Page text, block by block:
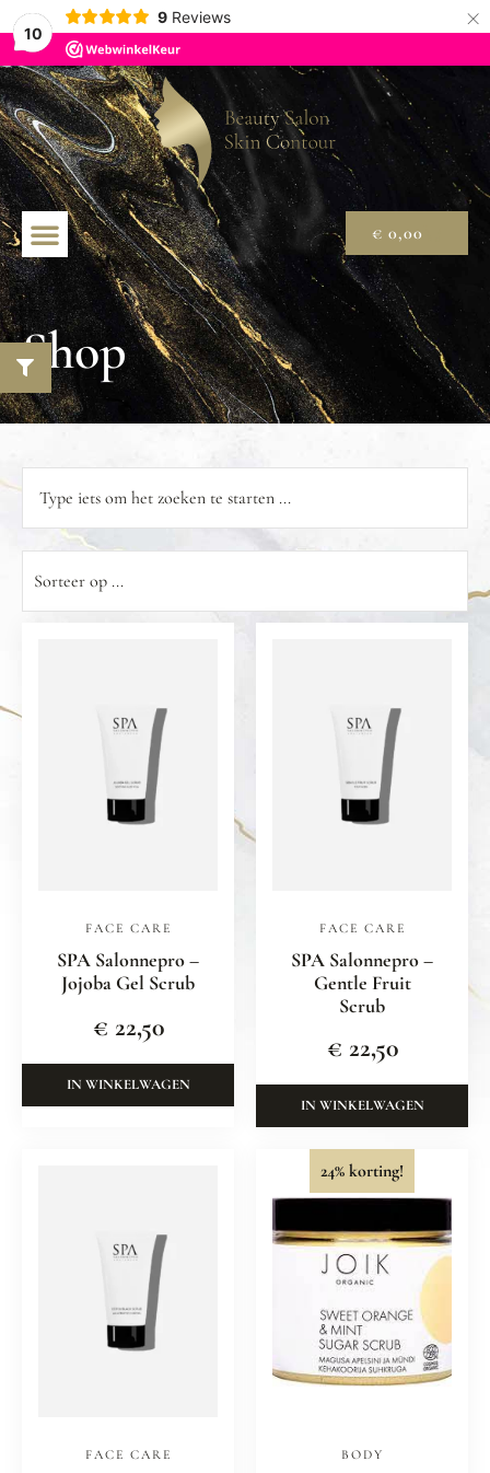
10
9 Reviews ×
€ 0,00
Shop
FACE CARE
SPA Salonnepro –
Jojoba Gel Scrub
€ 22,50
IN WINKELWAGEN
FACE CARE
SPA Salonnepro –
Gentle Fruit
Scrub
€ 22,50
IN WINKELWAGEN
FACE CARE
24% korting!
BODY